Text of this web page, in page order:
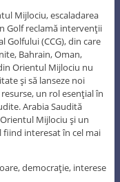
Mijlociu, escaladarea
Golf reclamă intervenţii
Golfului (CCG), din care
Bahrain, Oman,
Orientul Mijlociu nu
şi să lanseze noi
un rol esenţial în
Arabia Saudită
Mijlociu şi un
interesat în cel mai
democraţie, interese